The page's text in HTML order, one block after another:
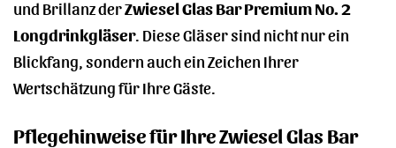
und Brillanz derZwiesel Glas Bar Premium No. 2
Longdrinkgläser. Diese Gläser sind nicht nur ein
Blickfang, sondern auch ein Zeichen Ihrer
Wertschätzung für Ihre Gäste.
Pflegehinweise für Ihre Zwiesel Glas Bar